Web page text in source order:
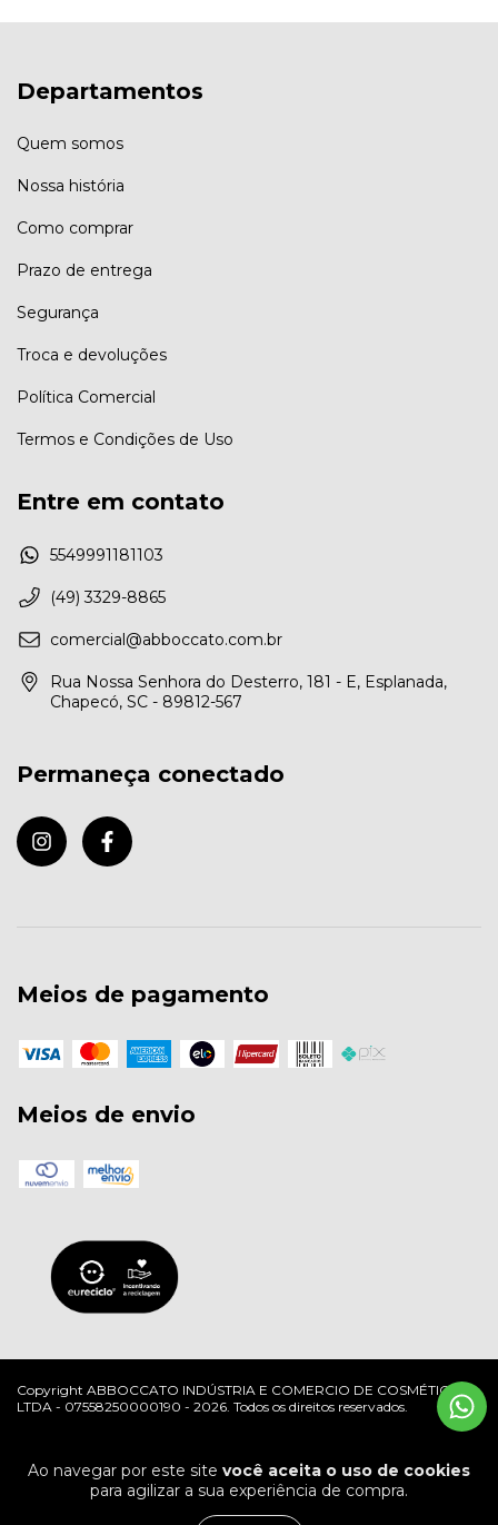
Ao navegar por este site você aceita o uso de cookies
para agilizar a sua experiência de compra.
Departamentos
Quem somos
Nossa história
Como comprar
Prazo de entrega
Segurança
Troca e devoluções
Política Comercial
Termos e Condições de Uso
Entre em contato
5549991181103
(49) 3329-8865
comercial@abboccato.com.br
Rua Nossa Senhora do Desterro, 181 - E, Esplanada,
Chapecó, SC - 89812-567
Permaneça conectado
Meios de pagamento
Meios de envio
Copyright ABBOCCATO INDÚSTRIA E COMERCIO DE COSMÉTICOS
LTDA - 07558250000190 - 2026. Todos os direitos reservados.